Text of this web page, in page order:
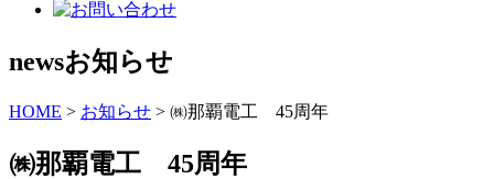
newsお知らせ
HOME > お知らせ > ㈱那覇電工 45周年
㈱那覇電工 45周年